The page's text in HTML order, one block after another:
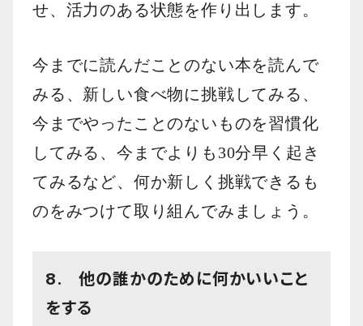
せ、活力のある状態を作り出します。
今までに読んだことのない本を読んで
みる、新しい食べ物に挑戦してみる、
今までやったことのないものを習慣化
してみる、今までよりも30分早く起き
てみるなど、何か新しく挑戦できるも
のをみつけて取り組んでみましょう。
8. 他の誰かのために何かいいこと
をする